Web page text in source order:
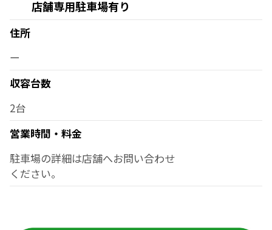
店舗専用駐車場有り
住所
ー
収容台数
2台
営業時間・料金
駐車場の詳細は店舗へお問い合わせ
ください。